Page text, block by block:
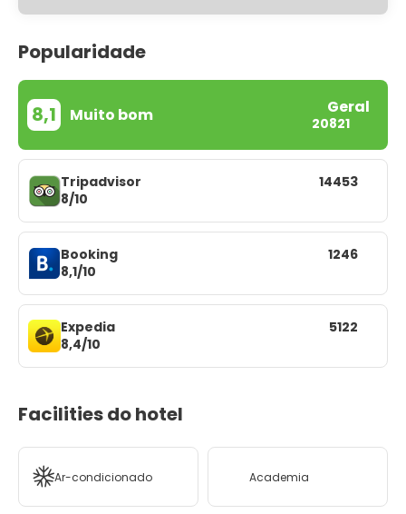
Popularidade
8,1 Muito bom Geral
20821
Tripadvisor
8/10
14453
Booking
8,1/10
1246
Expedia
8,4/10
5122
Facilities do hotel
Ar-condicionado Academia